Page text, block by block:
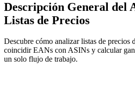
Descripción General del
Listas de Precios
Descubre cómo analizar listas de precios
coincidir EANs con ASINs y calcular
un solo flujo de trabajo.